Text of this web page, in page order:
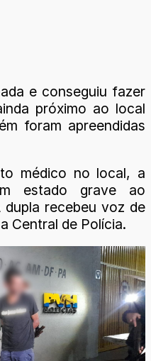
e conseguiu fazer
próximo ao local
foram apreendidas
médico no local, a
estado grave ao
recebeu voz de
Central de Polícia.